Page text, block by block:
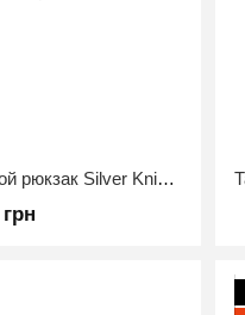
Тактический штурмовой рюкзак Silver Knight TY-8460, 23 л (44×27×19 см) Олива